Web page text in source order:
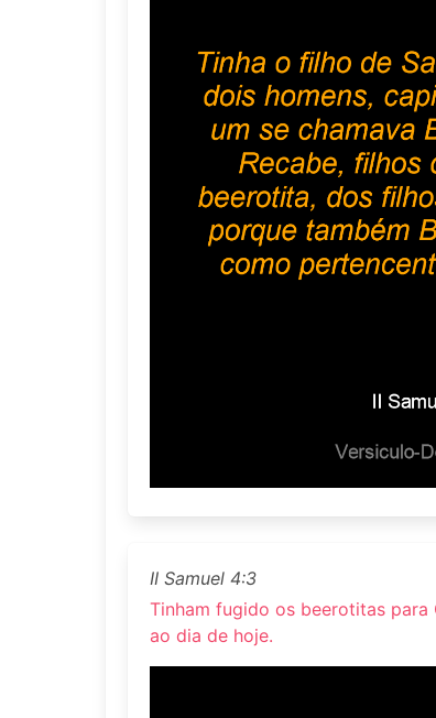
II Samuel 4:3
Tinham fugido os beerotitas
ao dia de hoje.